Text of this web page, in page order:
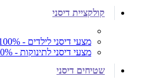
קולקציית דיסני
מצעי דיסני לילדים - 100% כותנה
מצעי דיסני לתינוקות - 100% כותנה
שטיחים דיסני